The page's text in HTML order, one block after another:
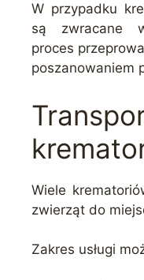
W przypadku
są zwracane
proces
poszanowaniem
Wiele
zwierząt do
Zakres usługi